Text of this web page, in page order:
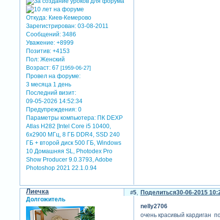
Откуда: Киев-Кемерово
Зарегистрирован: 03-08-2011
Сообщений: 3486
Уважение: +8999
Позитив: +4153
Пол: Женский
Возраст: 67[1959-06-27]
Провел на форуме:
3 месяца 1 день
Последний визит:
09-05-2026 14:52:34
Предупреждения: 0
Параметры компьютера: ПК DEXP
Atlas H282 [Intel Core i5 10400,
6x2900 МГц, 8 ГБ DDR4, SSD 240
ГБ + второй диск 500 ГБ, Windows
10 Домашняя SL, Photodex Pro
Show Producer 9.0.3793, Adobe
Photoshop 2021 22.1.0.94
Поделиться
5 30-06-2015
Лиечка
Долгожитель
nelly2706
очень красивый кардиган